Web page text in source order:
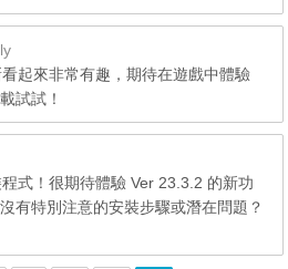
起來非常有趣，期待在遊戲中體驗
試試！
式！很期待體驗 Ver 23.3.2 的新功
有特別注意的安裝步驟或潛在問題？